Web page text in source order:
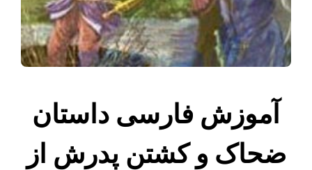
آموزش فارسی داستان
ضحاک و کشتن پدرش از